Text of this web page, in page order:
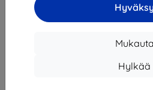
Mukauta
Hylkää
yhteensä5.